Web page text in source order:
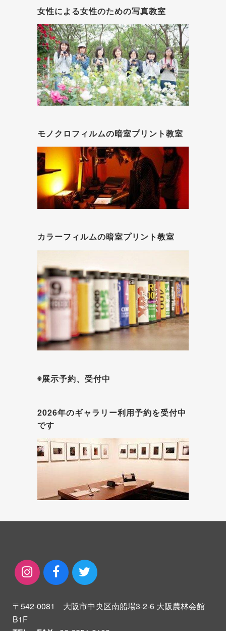
女性による女性のための写真教室
モノクロフィルムの暗室プリント教室
カラーフィルムの暗室プリント教室
◉展示予約、受付中
2026年のギャラリー利用予約を受付中
です
〒542-0081 大阪市中央区南船場3-2-6 大阪農林会館
B1F